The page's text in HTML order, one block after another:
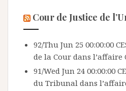
Cour de Justice de
92/Thu Jun 25 00:00:00
de la Cour dans l’affaire
91/Wed Jun 24 00:00:00
du Tribunal dans